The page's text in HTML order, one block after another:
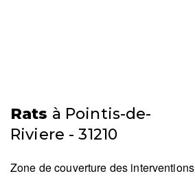
Rats à Pointis-de-
Riviere - 31210
Zone de couverture des interventions